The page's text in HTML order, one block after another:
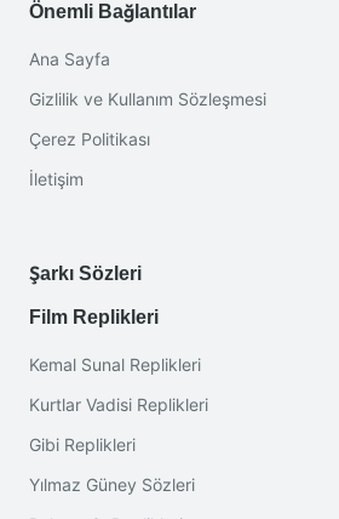
Önemli Bağlantılar
Ana Sayfa
Gizlilik ve Kullanım Sözleşmesi
Çerez Politikası
İletişim
Şarkı Sözleri
Film Replikleri
Kemal Sunal Replikleri
Kurtlar Vadisi Replikleri
Gibi Replikleri
Yılmaz Güney Sözleri